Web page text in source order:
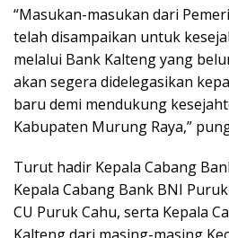
“Masukan-masukan dari
telah disampaikan untuk
melalui Bank Kalteng yang
akan segera didelegasikan
baru demi mendukung
Kabupaten Murung Raya,”
Turut hadir Kepala Cabang
Kepala Cabang Bank BNI
CU Puruk Cahu, serta Kepala